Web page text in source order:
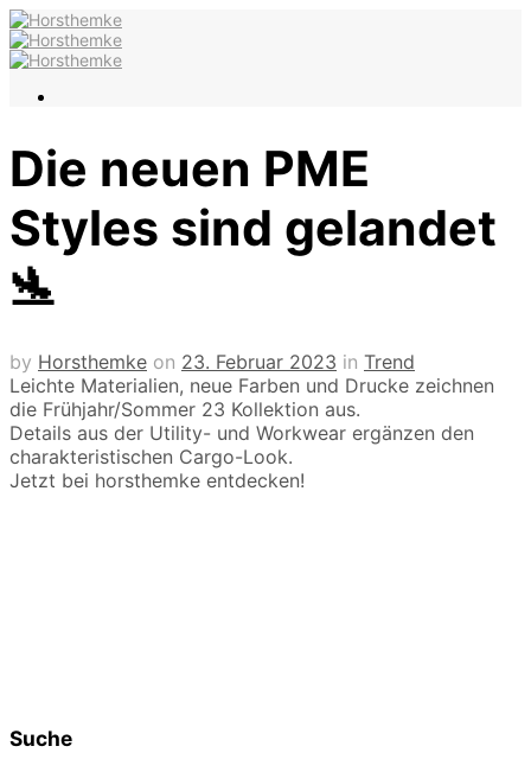
Die neuen PME
Styles sind gelandet
🛬
by Horsthemke on 23. Februar 2023 in Trend
Leichte Materialien, neue Farben und Drucke zeichnen
die Frühjahr/Sommer 23 Kollektion aus.
Details aus der Utility- und Workwear ergänzen den
charakteristischen Cargo-Look.
Jetzt bei horsthemke entdecken!
Suche